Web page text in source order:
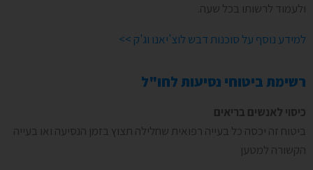
ולעמוד לרשותו בכל שעה.
למידע נוסף על סוכנות דבש לוצ'יאנו וג'ק >>
רשימת ביטוחי נסיעות לחו"ל
כיסוי לאנשים בריאים
ביטוח זה יכסה כל בעייה רפואית שחלילה תצוץ בזמן הנסיעה ואו בעייה
הקשורה למטען